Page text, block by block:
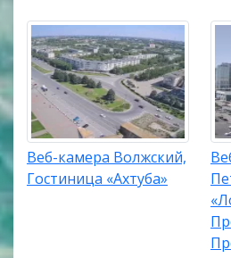
Веб-камера Волжский,
Гостиница «Ахтуба»